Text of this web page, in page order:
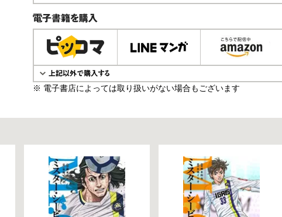
電子書籍で購入
※ 電子書店によっては取り扱いがない場合もございます